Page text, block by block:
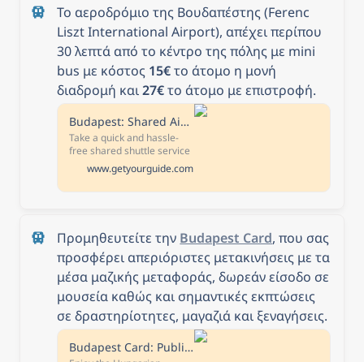
Το αεροδρόμιο της Βουδαπέστης (Ferenc
Liszt International Airport), απέχει περίπου
30 λεπτά από το κέντρο της πόλης με mini
bus με κόστος 15€ το άτομο η μονή
διαδρομή και 27€ το άτομο με επιστροφή.
Budapest: Shared Airport Shuttle Bus Transfer
Take a quick and hassle-
free shared shuttle service
from the Liszt Ferenc
Airport to Budapest city
center. Travel by
Budapest.
www.getyourguide.com
Προμηθευτείτε την Budapest Card, που σας
προσφέρει απεριόριστες μετακινήσεις με τα
μέσα μαζικής μεταφοράς, δωρεάν είσοδο σε
μουσεία καθώς και σημαντικές εκπτώσεις
σε δραστηρίοτητες, μαγαζιά και ξεναγήσεις.
Budapest Card: Public Transport, 30+ Top Attractions & Tours